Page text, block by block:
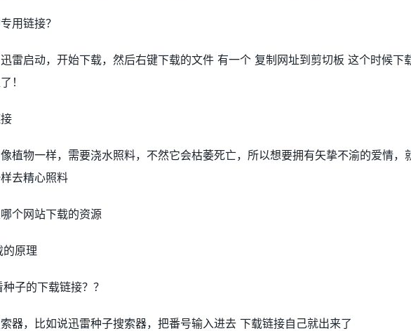
用链接？
雷启动，开始下载，然后右键下载的文件 有一个 复制网址到剪切板 这个时候下
！
植物一样，需要浇水照料，不然它会枯萎死亡，所以想要拥有矢挚不渝的爱情，
去精心照料
个网站下载的资源
的原理
子的下载链接？？
器，比如说迅雷种子搜索器，把番号输入进去 下载链接自己就出来了